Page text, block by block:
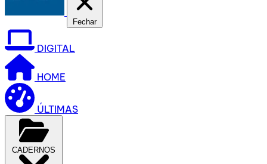
Fechar
DIGITAL
HOME
ÚLTIMAS
CADERNOS